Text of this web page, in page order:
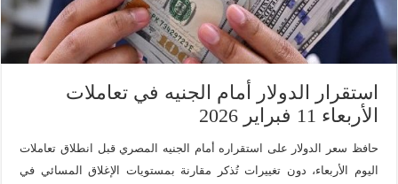
استقرار الدولار أمام الجنيه في تعاملات
الأربعاء 11 فبراير 2026
حافظ سعر الدولار على استقراره أمام الجنيه المصري قبل انطلاق تعاملات
اليوم الأربعاء، دون تغييرات تُذكر مقارنة بمستويات الإغلاق المسائي في